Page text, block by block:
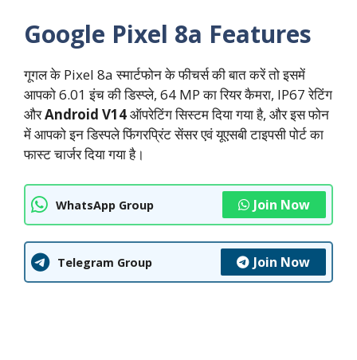
Google Pixel 8a Features
गूगल के Pixel 8a स्मार्टफोन के फीचर्स की बात करें तो इसमें
आपको 6.01 इंच की डिस्प्ले, 64 MP का रियर कैमरा, IP67 रेटिंग
औरAndroid V14ऑपरेटिंग सिस्टम दिया गया है, और इस फोन
में आपको इन डिस्पले फिंगरप्रिंट सेंसर एवं यूएसबी टाइपसी पोर्ट का
फास्ट चार्जर दिया गया है।
WhatsApp Group Join Now
Telegram Group Join Now